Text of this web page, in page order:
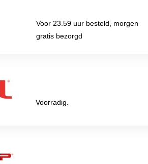
Voor 23.59 uur besteld, morgen
gratis bezorgd
Voorradig.